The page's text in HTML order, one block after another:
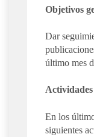
Objetivos
Dar
último mes
En los
siguientes